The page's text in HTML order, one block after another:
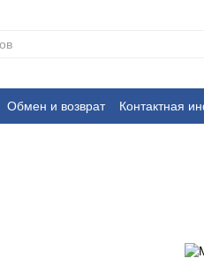
Обмен и возврат Контактная